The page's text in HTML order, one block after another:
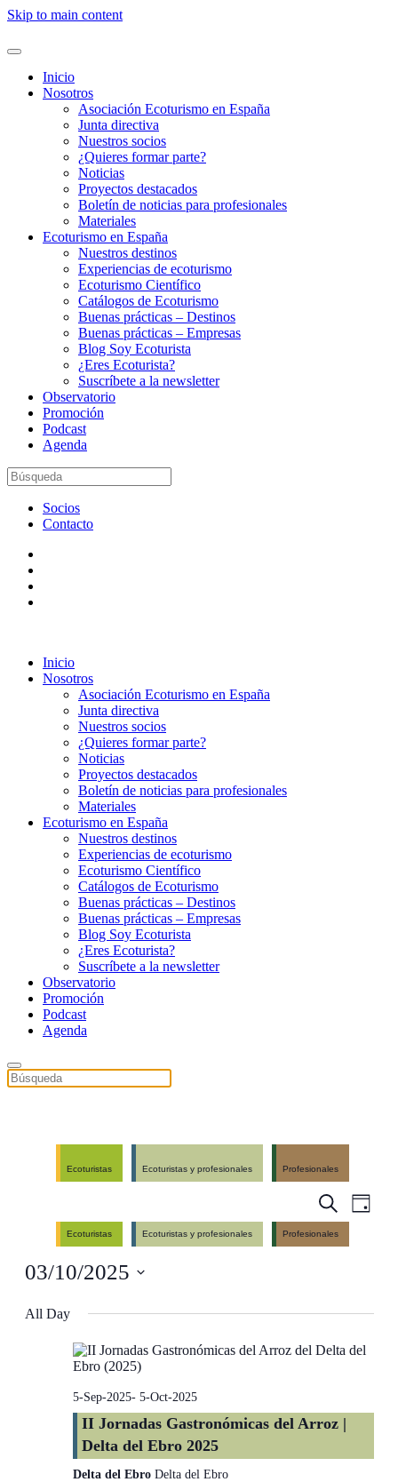
Skip to main content
Inicio
Nosotros
Asociación Ecoturismo en España
Junta directiva
Nuestros socios
¿Quieres formar parte?
Noticias
Proyectos destacados
Boletín de noticias para profesionales
Materiales
Ecoturismo en España
Nuestros destinos
Experiencias de ecoturismo
Ecoturismo Científico
Catálogos de Ecoturismo
Buenas prácticas – Destinos
Buenas prácticas – Empresas
Blog Soy Ecoturista
¿Eres Ecoturista?
Suscríbete a la newsletter
Observatorio
Promoción
Podcast
Agenda
Socios
Contacto
Inicio
Nosotros
Asociación Ecoturismo en España
Junta directiva
Nuestros socios
¿Quieres formar parte?
Noticias
Proyectos destacados
Boletín de noticias para profesionales
Materiales
Ecoturismo en España
Nuestros destinos
Experiencias de ecoturismo
Ecoturismo Científico
Catálogos de Ecoturismo
Buenas prácticas – Destinos
Buenas prácticas – Empresas
Blog Soy Ecoturista
¿Eres Ecoturista?
Suscríbete a la newsletter
Observatorio
Promoción
Podcast
Agenda
Ecoturistas Ecoturistas y profesionales Profesionales
Events
Search
and
SearchDay
Ecoturistas Ecoturistas y profesionales Profesionales
03/10/2025
date.
All Day
5-Sep-2025- 5-Oct-2025
II Jornadas Gastronómicas del Arroz |
Delta del Ebro 2025
Delta del Ebro Delta del Ebro